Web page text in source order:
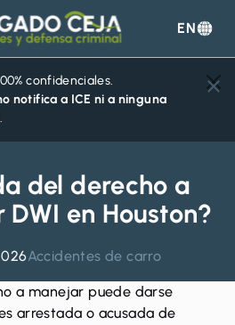
Abogado
Ceja
EN
confidenciales.
notifica a ICE ni a ninguna
.
del derecho a
en Houston?
Accidentes de carro
a manejar puede darse
arrestada o acusada de